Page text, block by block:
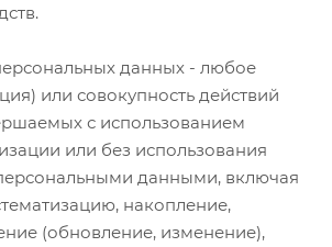
данных - любое
или совокупность действий
с использованием
или без использования
данными, включая
накопление,
(обновление, изменение),